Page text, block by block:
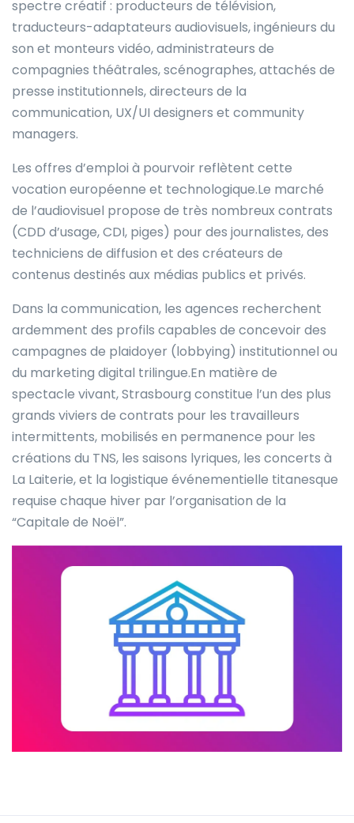
spectre créatif : producteurs de télévision,
traducteurs-adaptateurs audiovisuels, ingénieurs du
son et monteurs vidéo, administrateurs de
compagnies théâtrales, scénographes, attachés de
presse institutionnels, directeurs de la
communication, UX/UI designers et community
managers.
Les offres d’emploi à pourvoir reflètent cette
vocation européenne et technologique.Le marché
de l’audiovisuel propose de très nombreux contrats
(CDD d’usage, CDI, piges) pour des journalistes, des
techniciens de diffusion et des créateurs de
contenus destinés aux médias publics et privés.
Dans la communication, les agences recherchent
ardemment des profils capables de concevoir des
campagnes de plaidoyer (lobbying) institutionnel ou
du marketing digital trilingue.En matière de
spectacle vivant, Strasbourg constitue l’un des plus
grands viviers de contrats pour les travailleurs
intermittents, mobilisés en permanence pour les
créations du TNS, les saisons lyriques, les concerts à
La Laiterie, et la logistique événementielle titanesque
requise chaque hiver par l’organisation de la
“Capitale de Noël”.